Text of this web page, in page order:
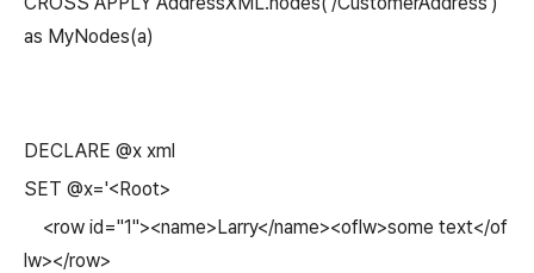
as MyNodes(a)
DECLARE @x xml
SET @x='<Root>
<row id="1"><name>Larry</name><oflw>some text</of
lw></row>